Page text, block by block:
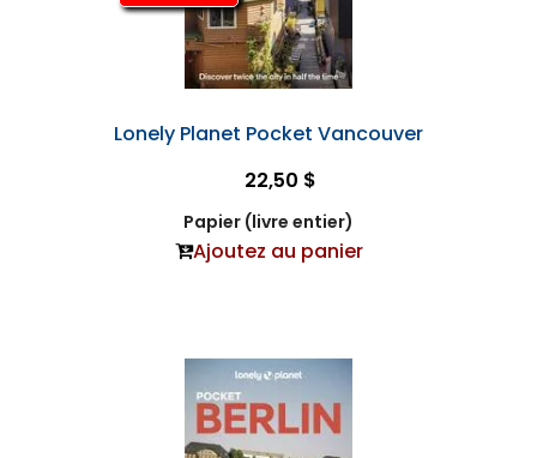
Lonely Planet Pocket Vancouver
22,50 $
Papier (livre entier)
Ajoutez au panier